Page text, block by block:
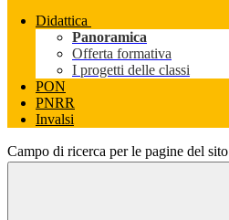
Didattica
Panoramica
Offerta formativa
I progetti delle classi
PON
PNRR
Invalsi
Campo di ricerca per le pagine del sito